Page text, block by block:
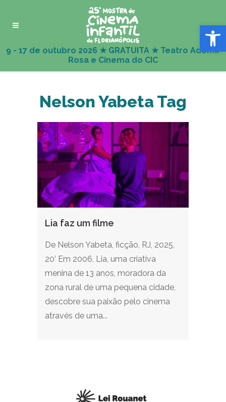
Abrir
Nelson Yabeta Tag
Lia faz um filme
De Nelson Yabeta, ficção, RJ, 2025,
20’ Em 2006, Lia, uma criativa
menina de 13 anos, moradora da
zona rural de uma pequena cidade,
descobre sua paixão pelo cinema
através de uma...